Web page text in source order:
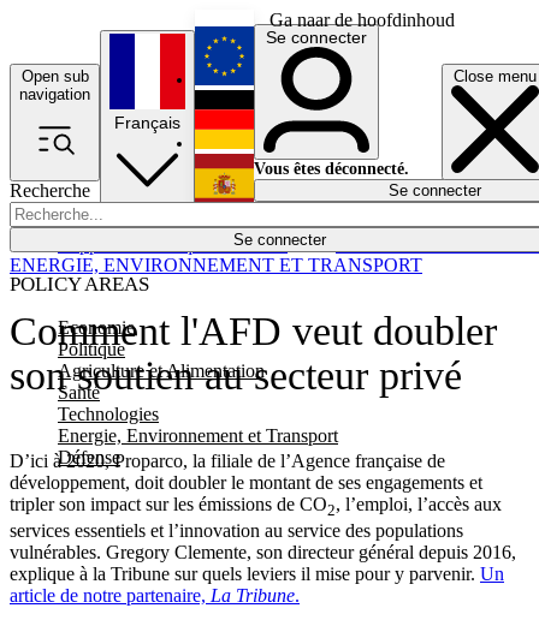
Ga naar de hoofdinhoud
Open sub
navigation
Close menu
Recherche
Se connecter
POLICY AREAS
Economie
Politique
Agriculture et Alimentation
Santé
Technologies
Energie, Environnement et Transport
Défense
Économie
Français
English
Deutsch
Español
Se connecter
Vous êtes déconnecté.
Se connecter
Comment l'AFD veut doubler
son soutien au secteur privé
D’ici à 2020, Proparco, la filiale de l’Agence française de
développement, doit doubler le montant de ses engagements et
tripler son impact sur les émissions de CO2, l’emploi, l’accès aux
services essentiels et l’innovation au service des populations
vulnérables. Gregory Clemente, son directeur général depuis 2016,
explique à la Tribune sur quels leviers il mise pour y parvenir. Un
article de notre partenaire, La Tribune.
ENERGIE, ENVIRONNEMENT ET TRANSPORT